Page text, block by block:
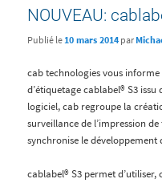
NOUVEAU:
Publié le 10 mars 2014 par
cab technologies vous
d’étiquetage cablabel® S3
logiciel, cab regroupe la
surveillance de l’impression
synchronise le
cablabel® S3 permet